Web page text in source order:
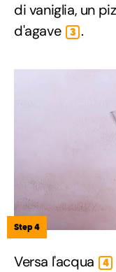
di vaniglia, un
d'agave
3 .
Step 4
Versa l'acqua 4